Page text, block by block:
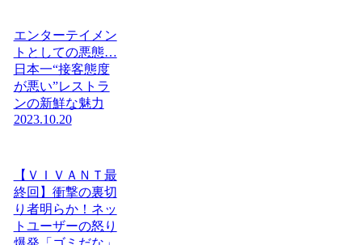
エンターテイメン
トとしての悪態…
日本一“接客態度
が悪い”レストラ
ンの新鮮な魅力
2023.10.20
【ＶＩＶＡＮＴ最
終回】衝撃の裏切
り者明らか！ネッ
トユーザーの怒り